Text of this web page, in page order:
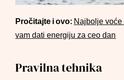
Pročitajte i ovo: Najbolje
vam dati energiju za ceo dan
Pravilna tehnika